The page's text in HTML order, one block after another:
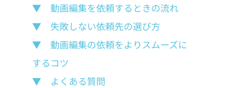
▼　動画編集を依頼するときの流れ
▼　失敗しない依頼先の選び方
▼　動画編集の依頼をよりスムーズに
するコツ
▼　よくある質問